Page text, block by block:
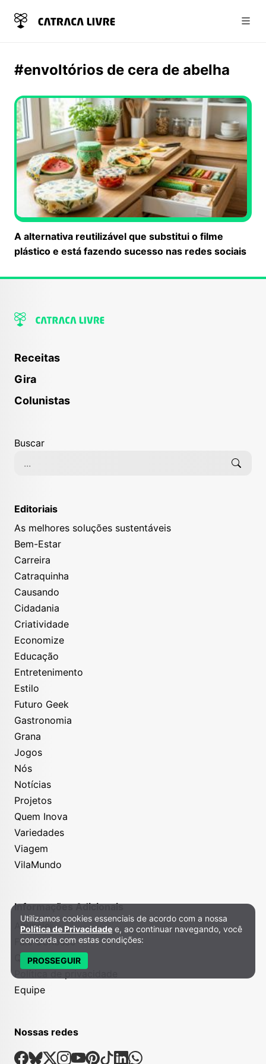
#envoltórios de cera de abelha
A alternativa reutilizável que substitui o filme
plástico e está fazendo sucesso nas redes sociais
Receitas
Gira
Colunistas
Buscar
Editoriais
As melhores soluções sustentáveis
Bem-Estar
Carreira
Catraquinha
Causando
Cidadania
Criatividade
Economize
Educação
Entretenimento
Estilo
Futuro Geek
Gastronomia
Grana
Jogos
Nós
Notícias
Projetos
Quem Inova
Variedades
Viagem
VilaMundo
Informações Adicionais
Anuncie
Fale Conosco
Quem somos
Equipe
Nossas redes
Nossas Redes Sociais
Facebook
Bsky
X Instagram
Youtube
Pinterest
TiktokLinkedin
Whatsapp
Política de Privacidade e Cookies
Utilizamos cookies essenciais de acordo com a nossa
Política de Privacidade e, ao continuar navegando, você
concorda com estas condições:
PROSSEGUIR